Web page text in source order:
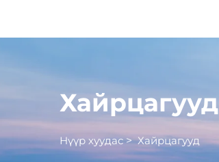
Хайрцагууд
Нүүр хуудас>Хайрцагууд